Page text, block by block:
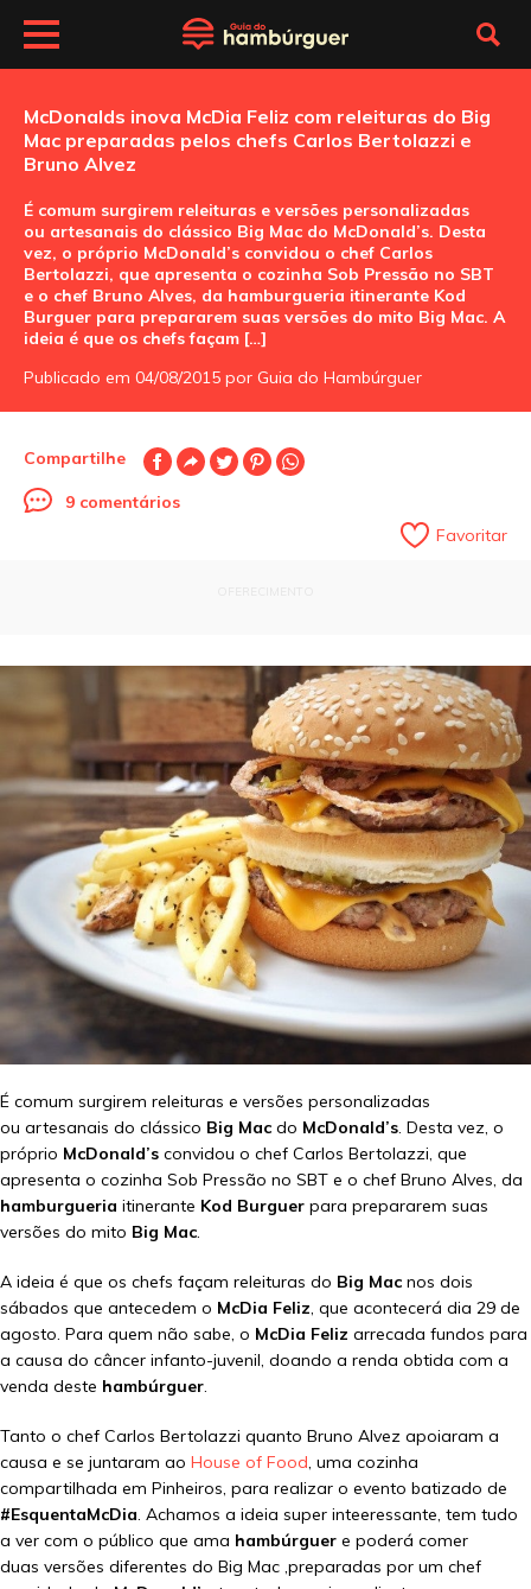
McDonalds inova McDia Feliz com releituras do Big
Mac preparadas pelos chefs Carlos Bertolazzi e
Bruno Alvez
É comum surgirem releituras e versões personalizadas
ou artesanais do clássico Big Mac do McDonald’s. Desta
vez, o próprio McDonald’s convidou o chef Carlos
Bertolazzi, que apresenta o cozinha Sob Pressão no SBT
e o chef Bruno Alves, da hamburgueria itinerante Kod
Burguer para prepararem suas versões do mito Big Mac. A
ideia é que os chefs façam […]
Publicado em 04/08/2015 por Guia do Hambúrguer
Compartilhe
9 comentários
Favoritar
É comum surgirem releituras e versões personalizadas
ou artesanais do clássico Big Mac do McDonald’s . Desta vez, o
próprio McDonald’s convidou o chef Carlos Bertolazzi, que
apresenta o cozinha Sob Pressão no SBT e o chef Bruno Alves, da
hamburgueria itinerante Kod Burguer para prepararem suas
versões do mito Big Mac
A ideia é que os chefs façam releituras do Big Mac nos dois
sábados que antecedem o McDia Feliz , que acontecerá dia 29 de
agosto. Para quem não sabe, o McDia Feliz arrecada fundos para
a causa do câncer infanto-juvenil, doando a renda obtida com a
venda deste hambúrguer
Tanto o chef Carlos Bertolazzi quanto Bruno Alvez apoiaram a
causa e se juntaram ao House of Food , uma cozinha
compartilhada em Pinheiros, para realizar o evento batizado de
#EsquentaMcDia . Achamos a ideia super inteeressante, tem tudo
a ver com o público que ama hambúrguer e poderá comer
duas versões diferentes do Big Mac ,preparadas por um chef